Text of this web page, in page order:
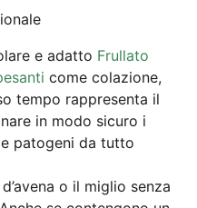
e adat­to Frul­la­to
come cola­zio­ne,
tem­po rappre­sen­ta il
in modo sicu­ro i
pato­ge­ni da tut­to
o il miglio sen­za